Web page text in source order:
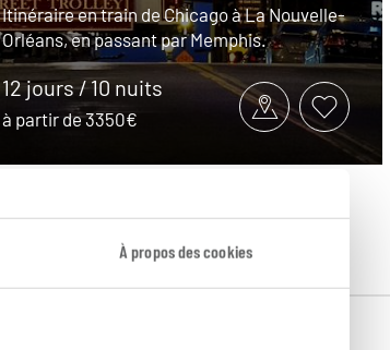
À propos des cookies
Itinéraire en train de Chicago à La Nouvelle-
Orléans, en passant par Memphis.
12 jours / 10 nuits
à partir de 3350€